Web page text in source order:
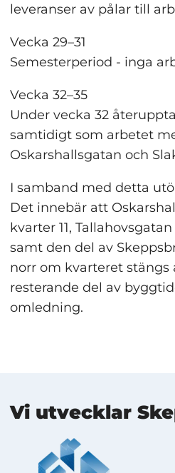
leveranser av pålar till
Vecka 29–31
Semesterperiod - inga
Vecka 32–35
Under vecka 32
samtidigt som arbetet
Oskarshallsgatan och
I samband med detta
Det innebär att
kvarter 11,
samt den del av
norr om kvarteret stängs
resterande del av
omledning.
Vi utvecklar